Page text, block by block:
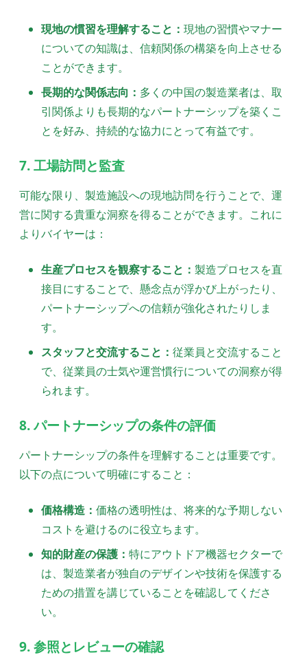
現地の慣習を理解すること： 現地の習慣やマナー
についての知識は、信頼関係の構築を向上させる
ことができます。
長期的な関係志向： 多くの中国の製造業者は、取
引関係よりも長期的なパートナーシップを築くこ
とを好み、持続的な協力にとって有益です。
7. 工場訪問と監査
可能な限り、製造施設への現地訪問を行うことで、運
営に関する貴重な洞察を得ることができます。これに
よりバイヤーは：
生産プロセスを観察すること： 製造プロセスを直
接目にすることで、懸念点が浮かび上がったり、
パートナーシップへの信頼が強化されたりしま
す。
スタッフと交流すること： 従業員と交流すること
で、従業員の士気や運営慣行についての洞察が得
られます。
8. パートナーシップの条件の評価
パートナーシップの条件を理解することは重要です。
以下の点について明確にすること：
価格構造： 価格の透明性は、将来的な予期しない
コストを避けるのに役立ちます。
知的財産の保護： 特にアウトドア機器セクターで
は、製造業者が独自のデザインや技術を保護する
ための措置を講じていることを確認してくださ
い。
9. 参照とレビューの確認